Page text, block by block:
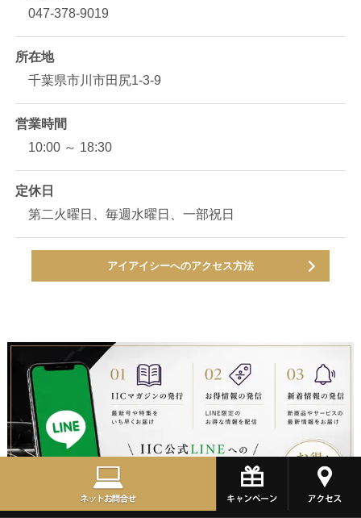
047-378-9019
所在地
千葉県市川市田尻1-3-9
営業時間
10:00 ～ 18:30
定休日
第二火曜日、毎週水曜日、一部祝日
アイアイシーへのアクセス方法